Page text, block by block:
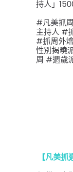
持人」
#凡美抓
主持人 #
#抓周外
性別揭曉
周 #週歲
【凡美抓